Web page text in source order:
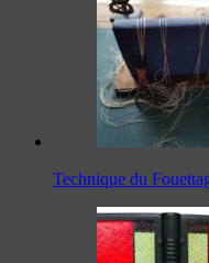
Technique du